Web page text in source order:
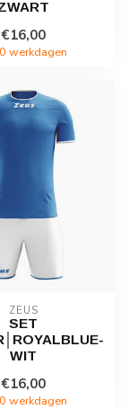
€16,00
werkdagen
ZEUS
SET
WIT
€16,00
werkdagen